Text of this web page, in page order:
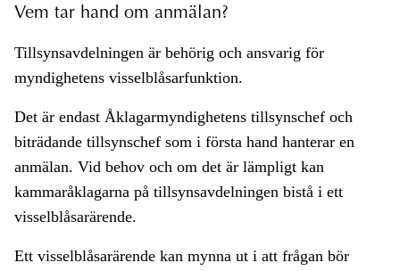
Vem tar hand om anmälan?
Tillsynsavdelningen är behörig och ansvarig för
myndighetens visselblåsarfunktion.
Det är endast Åklagarmyndighetens tillsynschef och
biträdande tillsynschef som i första hand hanterar en
anmälan. Vid behov och om det är lämpligt kan
kammaråklagarna på tillsynsavdelningen bistå i ett
visselblåsarärende.
Ett visselblåsarärende kan mynna ut i att frågan bör